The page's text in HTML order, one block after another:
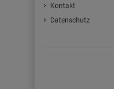
Kontakt
Datenschutz